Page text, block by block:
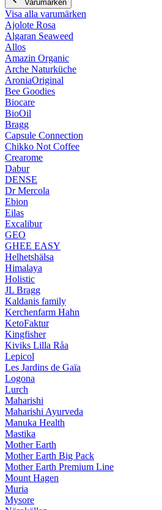
Varumärken
Visa alla varumärken
Ajolote Rosa
Algaran Seaweed
Allos
Amazin Organic
Arche Naturküche
AroniaOriginal
Bee Goodies
Biocare
BioOil
Bragg
Capsule Connection
Chikko Not Coffee
Crearome
Dabur
DENSE
Dr Mercola
Ebion
Eilas
Excalibur
GEO
GHEE EASY
Helhetshälsa
Himalaya
Holistic
JL Bragg
Kaldanis family
Kerchenfarm Hahn
KetoFaktur
Kingfisher
Kiviks Lilla Råa
Lepicol
Les Jardins de Gaïa
Logona
Lurch
Maharishi
Maharishi Ayurveda
Manuka Health
Mastika
Mother Earth
Mother Earth Big Pack
Mother Earth Premium Line
Mount Hagen
Muria
Mysore